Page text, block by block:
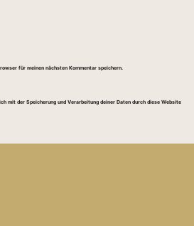
für meinen nächsten Kommentar speichern.
mit der Speicherung und Verarbeitung deiner Daten durch diese Website